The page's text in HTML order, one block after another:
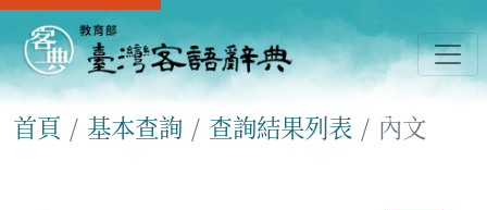
首頁 基本查詢 查詢結果列表 內文